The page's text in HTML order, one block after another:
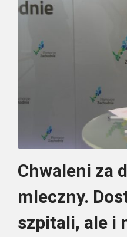
Chwaleni za
mleczny.
szpitali, ale i